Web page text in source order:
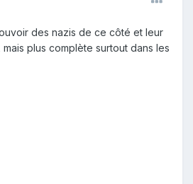
des nazis de ce côté et leur
plus complète surtout dans les